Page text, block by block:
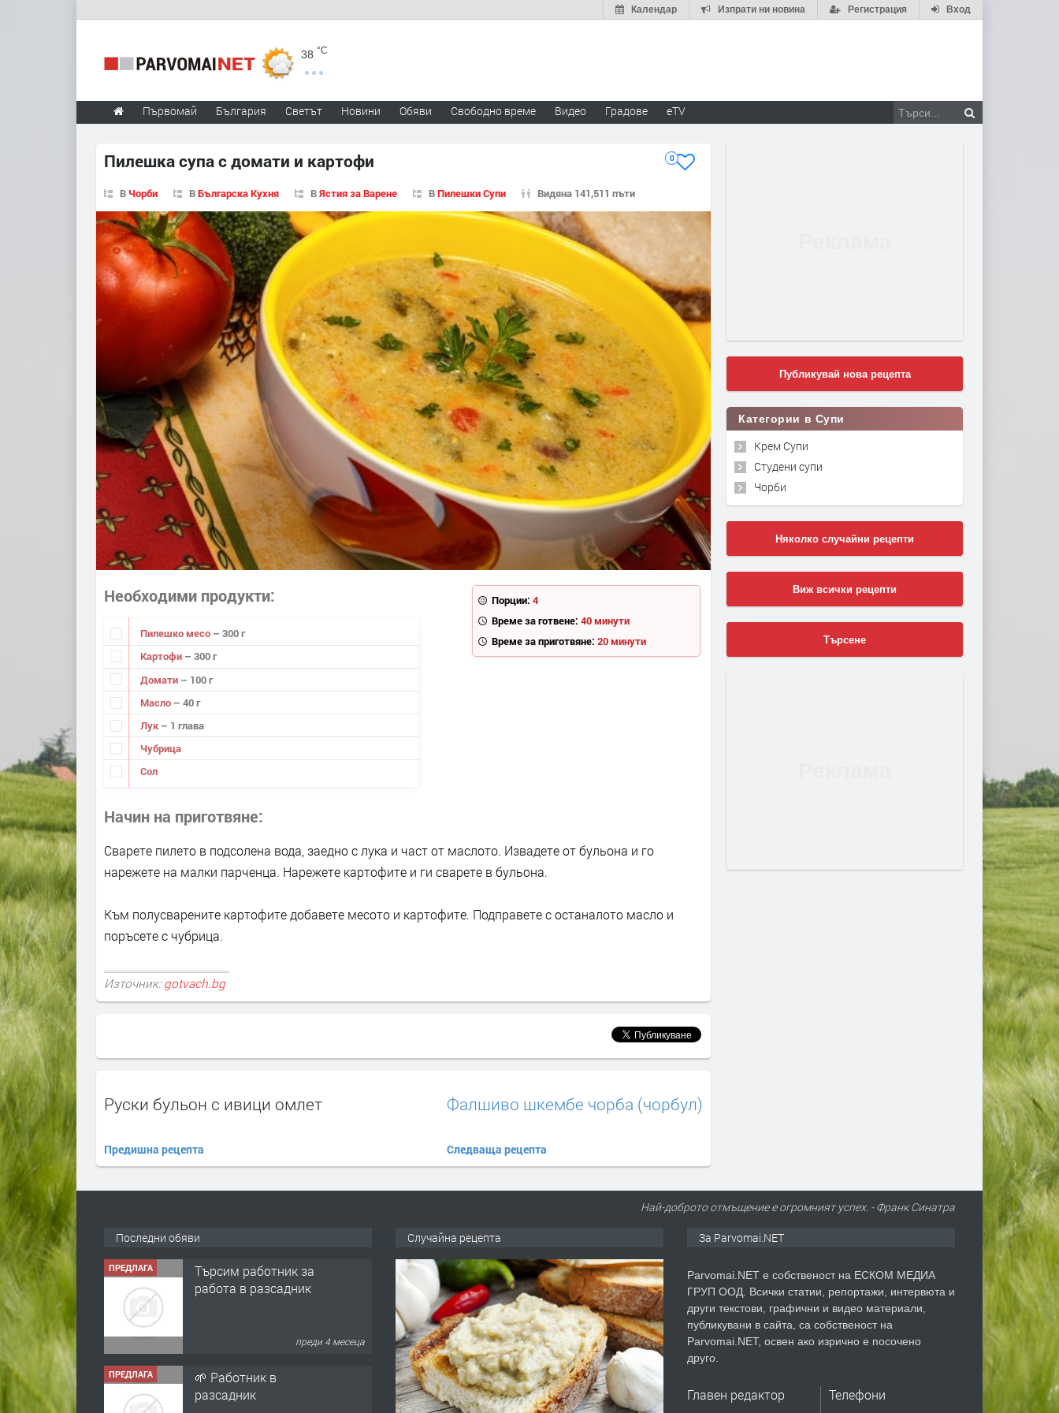
Вход
Регистрация
Изпрати ни новина
Календар
38 °C
Първомай България Светът Новини Обяви Свободно време Видео Градове eTV
Пилешка супа с домати и картофи 0
ВЧорби ВБългарска Кухня ВЯстия за Варене ВПилешки Супи Видяна 141,511 пъти
Порции: 4
Време за готвене: 40 минути
Време за приготвяне: 20 минути
Необходими продукти
Пилешко месо – 300 г
Картофи – 300 г
Домати – 100 г
Масло – 40 г
Лук – 1 глава
Чубрица
Сол
Начин на приготвяне
Сварете пилето в подсолена вода, заедно с лука и част от маслото. Извадете от бульона и го
нарежете на малки парченца. Нарежете картофите и ги сварете в бульона.
Към полусварените картофите добавете месото и картофите. Подправете с останалото масло и
поръсете с чубрица.
Източник: gotvach.bg
Руски бульон с ивици омлет
Предишна рецепта
Фалшиво шкембе чорба (чорбул)
Следваща рецепта
Публикувай нова рецепта
Категории в Супи
Крем Супи
Студени супи
Чорби
Няколко случайни рецепти
Виж всички рецепти
Търсене
Най-доброто отмъщение е огромният успех. - Франк Синатра
Последни обяви
ПРЕДЛАГА
Търсим работник за
работа в разсадник
преди 4 месеца
ПРЕДЛАГА
🌱 Работник в
разсадник
Случайна рецепта За Parvomai.NET
Parvomai.NET е собственост на ЕСКОМ МЕДИА
ГРУП ООД. Всички статии, репортажи, интервюта и
други текстови, графични и видео материали,
публикувани в сайта, са собственост на
Parvomai.NET, освен ако изрично е посочено
друго.
Главен редактор Телефони